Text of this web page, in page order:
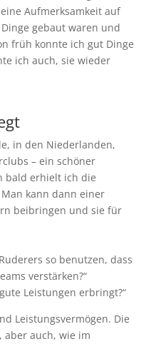
Aufmerksamkeit auf
gebaut waren und
früh konnte ich gut Dinge
ich auch, sie wieder
in den Niederlanden,
– ein schöner
bald erhielt ich die
kann dann einer
beibringen und sie für
so benutzen, dass
verstärken?“
Leistungen erbringt?“
Leistungsvermögen. Die
aber auch, wie im